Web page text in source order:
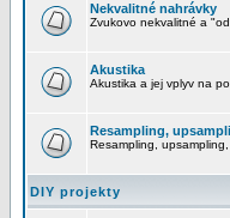
Nekvalitné nahrávky
Zvukovo nekvalitné a
Akustika
Akustika a jej vplyv na
Resampling,
Resampling,
DIY projekty